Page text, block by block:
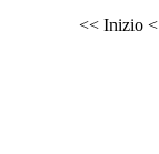
<< Inizio